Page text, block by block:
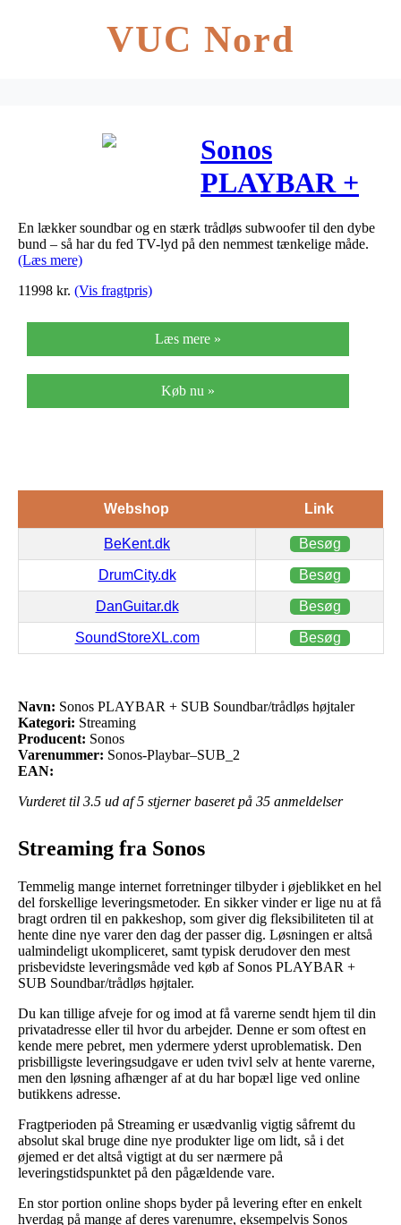
VUC Nord
Sonos
PLAYBAR +
SUB
Soundbar/
En lækker soundbar og en stærk trådløs subwoofer til den dybe
bund – så har du fed TV-lyd på den nemmest tænkelige måde.
(Læs mere)
11998 kr. (Vis fragtpris)
Læs mere »
Køb nu »
Webshop Link
BeKent.dk Besøg
DrumCity.dk Besøg
DanGuitar.dk Besøg
SoundStoreXL.com Besøg
Navn: Sonos PLAYBAR + SUB Soundbar/trådløs højtaler
Kategori: Streaming
Producent: Sonos
Varenummer: Sonos-Playbar–SUB_2
EAN:
Vurderet til 3.5 ud af 5 stjerner baseret på 35 anmeldelser
Streaming fra Sonos
Temmelig mange internet forretninger tilbyder i øjeblikket en hel
del forskellige leveringsmetoder. En sikker vinder er lige nu at få
bragt ordren til en pakkeshop, som giver dig fleksibiliteten til at
hente dine nye varer den dag der passer dig. Løsningen er altså
ualmindeligt ukompliceret, samt typisk derudover den mest
prisbevidste leveringsmåde ved køb af Sonos PLAYBAR +
SUB Soundbar/trådløs højtaler.
Du kan tillige afveje for og imod at få varerne sendt hjem til din
privatadresse eller til hvor du arbejder. Denne er som oftest en
kende mere pebret, men ydermere yderst uproblematisk. Den
prisbilligste leveringsudgave er uden tvivl selv at hente varerne,
men den løsning afhænger af at du har bopæl lige ved online
butikkens adresse.
Fragtperioden på Streaming er usædvanlig vigtig såfremt du
absolut skal bruge dine nye produkter lige om lidt, så i det
øjemed er det altså vigtigt at du ser nærmere på
leveringstidspunktet på den pågældende vare.
En stor portion online shops byder på levering efter en enkelt
hverdag på mange af deres varenumre, eksempelvis Sonos